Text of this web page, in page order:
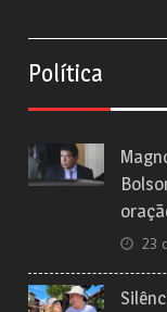
Política
23